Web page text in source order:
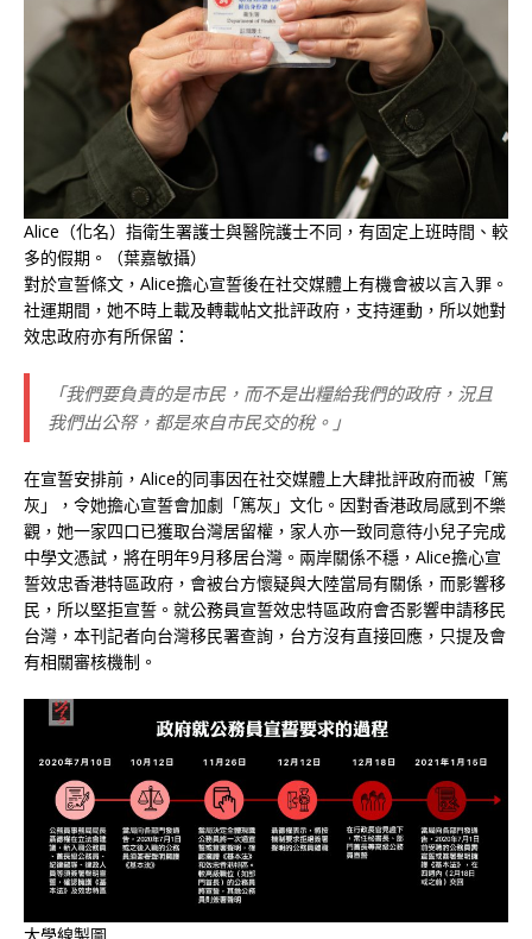
Alice（化名）指衛生署護士與醫院護士不同，有固定上班時間、較
多的假期。（葉嘉敏攝）
對於宣誓條文，Alice擔心宣誓後在社交媒體上有機會被以言入罪。
社運期間，她不時上載及轉載帖文批評政府，支持運動，所以她對
效忠政府亦有所保留：
「我們要負責的是市民，而不是出糧給我們的政府，況且
我們出公帑，都是來自市民交的稅。」
在宣誓安排前，Alice的同事因在社交媒體上大肆批評政府而被「篤
灰」，令她擔心宣誓會加劇「篤灰」文化。因對香港政局感到不樂
觀，她一家四口已獲取台灣居留權，家人亦一致同意待小兒子完成
中學文憑試，將在明年9月移居台灣。兩岸關係不穩，Alice擔心宣
誓效忠香港特區政府，會被台方懷疑與大陸當局有關係，而影響移
民，所以堅拒宣誓。就公務員宣誓效忠特區政府會否影響申請移民
台灣，本刊記者向台灣移民署查詢，台方沒有直接回應，只提及會
有相關審核機制。